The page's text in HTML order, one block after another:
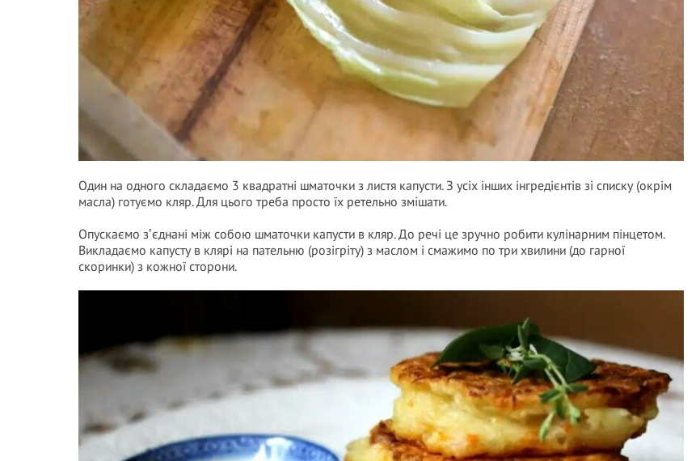
Один на одного складаємо 3 квадратні шматочки з листя капусти. З усіх інших інгредієнтів зі списку (окрім
масла) готуємо кляр. Для цього треба просто їх ретельно змішати.
Опускаємо зʼєднані між собою шматочки капусти в кляр. До речі це зручно робити кулінарним пінцетом.
Викладаємо капусту в клярі на пательню (розігріту) з маслом і смажимо по три хвилини (до гарної
скоринки) з кожної сторони.